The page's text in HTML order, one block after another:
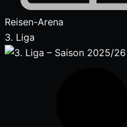
Reisen-Arena
3. Liga